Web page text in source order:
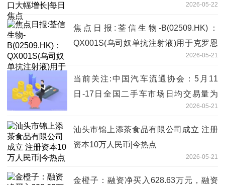
2026-05-22
焦点日报:荃信生物-B(02509.HK)：
QX001S(乌司奴单抗注射液)用于克罗恩
病的上市许可申请和补充申请获得批准
2026-05-21
当前关注:中国汽车流通协会：5月11
日-17日全国二手车市场日均交易量为
2026-05-21
汕头市锦上添茶食品有限公司成立 注册
资本10万人民币|今热点
2026-05-21
金橙子：融资净买入628.63万元，融资